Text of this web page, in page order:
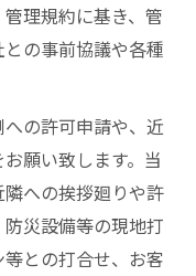
理規約に基き、管
の事前協議や各種
の許可申請や、近
願い致します。当
への挨拶廻りや許
災設備等の現地打
との打合せ、お客